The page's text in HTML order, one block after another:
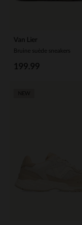
Van Lier
Bruine suède sneakers
199.99